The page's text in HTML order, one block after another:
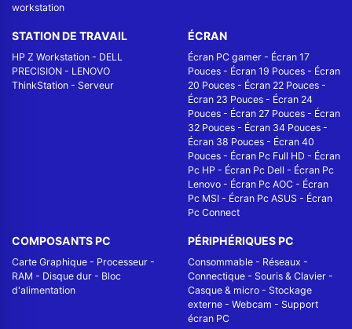
workstation
STATION DE TRAVAIL
HP Z Workstation - DELL
PRECISION - LENOVO
ThinkStation - Serveur
ÉCRAN
Écran PC gamer - Écran 17
Pouces - Écran 19 Pouces - Écran
20 Pouces - Écran 22 Pouces -
Écran 23 Pouces - Écran 24
Pouces - Écran 27 Pouces - Écran
32 Pouces - Écran 34 Pouces -
Écran 38 Pouces - Écran 40
Pouces - Écran Pc Full HD - Écran
Pc HP - Écran Pc Dell - Écran Pc
Lenovo - Écran Pc AOC - Écran
Pc MSI - Écran Pc ASUS - Écran
Pc Connect
COMPOSANTS PC
Carte Graphique - Processeur -
RAM - Disque dur - Bloc
d'alimentation
PÉRIPHÉRIQUES PC
Consommable - Réseaux -
Connectique - Souris & Clavier -
Casque & micro - Stockage
externe - Webcam - Support
écran PC